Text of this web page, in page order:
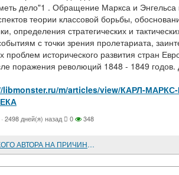
дело"1 . Обращение Маркса и
теории классовой борьбы,
определения стратегических и
с точки зрения пролетариата,
проблем исторического развития стран
поражения революций 1848 - 1849 годов.
libmonster.ru/m/articles/view/КАРЛ-
· 2498 дней(я) назад 0 348
ВЗГЛЯД АНГЛИЙСКОГО АВТОРА НА ПРИЧИНЫ РОССИЙСКИХ РЕВОЛЮЦИЙ